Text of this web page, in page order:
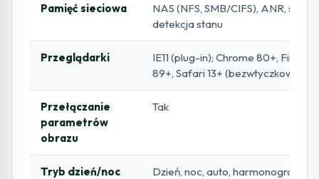
Pamięć sieciowa
NAS (NFS, SMB/CIFS), ANR,
detekcja stanu
Przeglądarki
IE11 (plug-in); Chrome 80+,
89+, Safari 13+ (bezwtyczkowo)
Przełączanie
parametrów
obrazu
Tak
Tryb dzień/noc Dzień, noc, auto, harmonogram